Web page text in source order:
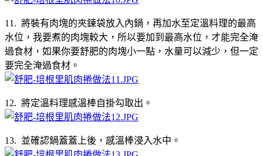
11. 將裝有肉塊的夾鍊袋放入內鍋，再加水至定溫料理的最高
水位，我要煮的肉塊較大，所以要加到最高水位，才能完全淹
過食材，如果你要舒肥的肉塊小一點，水量可以減少，但一定
要完全淹過食材。
12. 將定溫料理感溫棒自掛勾取出。
13. 並確認鍋蓋蓋上後，感溫棒浸入水中。